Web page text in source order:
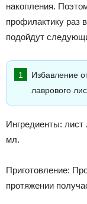
накопления.
профилактику раз
подойдут
Избавление
лаврового
Ингредиенты: лист
мл.
Приготовление:
протяжении